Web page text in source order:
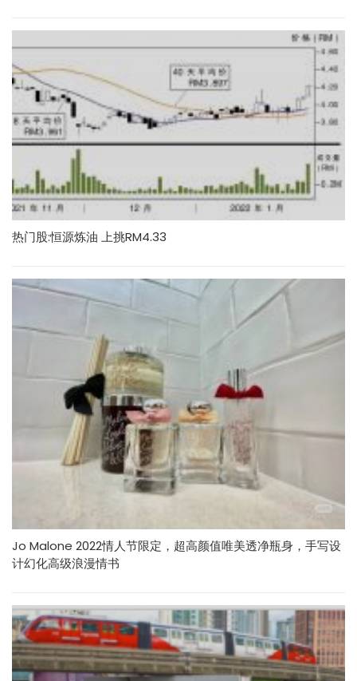
热门股:恒源炼油 上挑RM4.33
Jo Malone 2022情人节限定，超高颜值唯美透净瓶身，手写设
计幻化高级浪漫情书